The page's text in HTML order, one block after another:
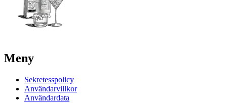
Meny
Sekretesspolicy
Användarvillkor
Användardata